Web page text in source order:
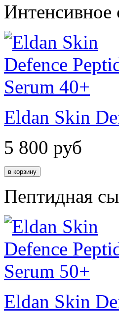
Eldan Skin
5 800 руб
Пептидная
Eldan Skin